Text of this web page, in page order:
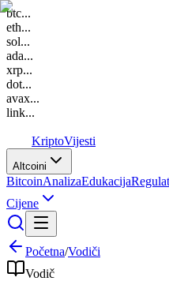
btc...
eth...
sol...
ada...
xrp...
dot...
avax...
link...
KriptoVijesti
Altcoini
BitcoinAnalizaEdukacija
Cijene
Početna/Vodiči
Vodič